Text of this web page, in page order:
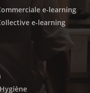
e-learning
e-learning